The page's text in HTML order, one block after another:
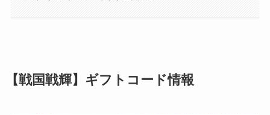
【戦国戦輝】ギフトコード情報